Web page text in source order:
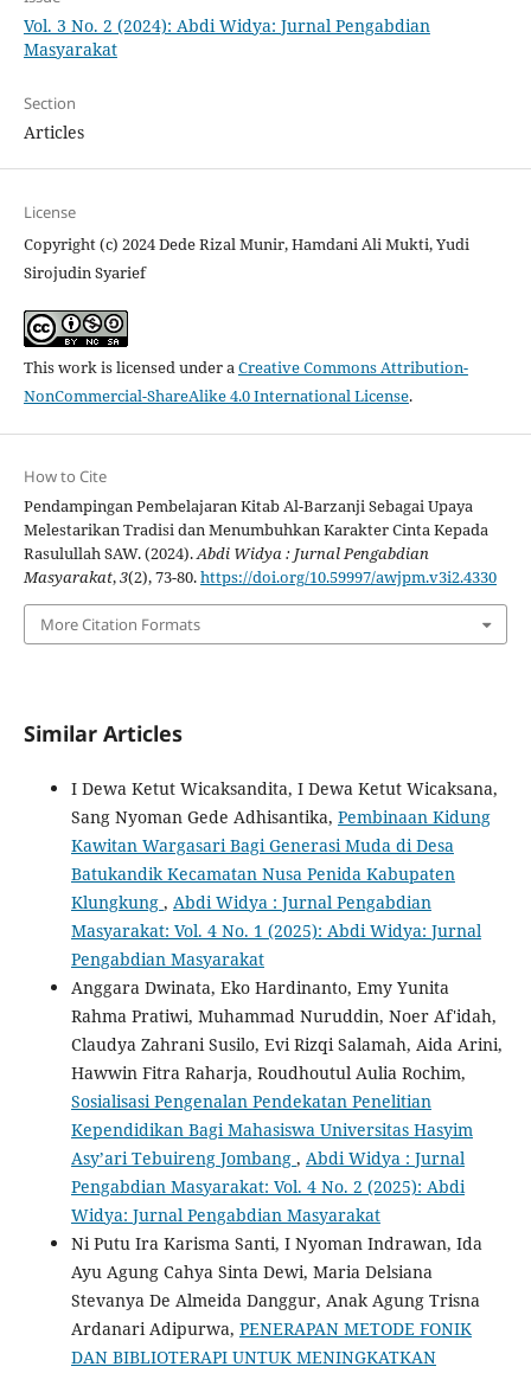
Vol. 3 No. 2 (2024): Abdi Widya: Jurnal Pengabdian
Masyarakat
Section
Articles
License
Copyright (c) 2024 Dede Rizal Munir, Hamdani Ali Mukti, Yudi
Sirojudin Syarief
This work is licensed under a Creative Commons Attribution-
NonCommercial-ShareAlike 4.0 International License.
How to Cite
Pendampingan Pembelajaran Kitab Al-Barzanji Sebagai Upaya
Melestarikan Tradisi dan Menumbuhkan Karakter Cinta Kepada
Rasulullah SAW. (2024).Abdi Widya : Jurnal Pengabdian
Masyarakat,3(2), 73-80.https://doi.org/10.59997/awjpm.v3i2.4330
More Citation Formats
Similar Articles
I Dewa Ketut Wicaksandita, I Dewa Ketut Wicaksana,
Sang Nyoman Gede Adhisantika, Pembinaan Kidung
Kawitan Wargasari Bagi Generasi Muda di Desa
Batukandik Kecamatan Nusa Penida Kabupaten
Klungkung , Abdi Widya : Jurnal Pengabdian
Masyarakat: Vol. 4 No. 1 (2025): Abdi Widya: Jurnal
Pengabdian Masyarakat
Anggara Dwinata, Eko Hardinanto, Emy Yunita
Rahma Pratiwi, Muhammad Nuruddin, Noer Af'idah,
Claudya Zahrani Susilo, Evi Rizqi Salamah, Aida Arini,
Hawwin Fitra Raharja, Roudhoutul Aulia Rochim,
Sosialisasi Pengenalan Pendekatan Penelitian
Kependidikan Bagi Mahasiswa Universitas Hasyim
Asy’ari Tebuireng Jombang , Abdi Widya : Jurnal
Pengabdian Masyarakat: Vol. 4 No. 2 (2025): Abdi
Widya: Jurnal Pengabdian Masyarakat
Ni Putu Ira Karisma Santi, I Nyoman Indrawan, Ida
Ayu Agung Cahya Sinta Dewi, Maria Delsiana
Stevanya De Almeida Danggur, Anak Agung Trisna
Ardanari Adipurwa, PENERAPAN METODE FONIK
DAN BIBLIOTERAPI UNTUK MENINGKATKAN